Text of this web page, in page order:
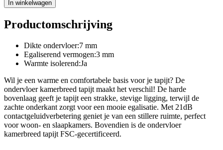
In winkelwagen
Productomschrijving
Dikte ondervloer:7 mm
Egaliserend vermogen:3 mm
Warmte isolerend:Ja
Wil je een warme en comfortabele basis voor je tapijt? De
ondervloer kamerbreed tapijt maakt het verschil! De harde
bovenlaag geeft je tapijt een strakke, stevige ligging, terwijl de
zachte onderkant zorgt voor een mooie egalisatie. Met 21dB
contactgeluidverbetering geniet je van een stillere ruimte, perfect
voor woon- en slaapkamers. Bovendien is de ondervloer
kamerbreed tapijt FSC-gecertificeerd.